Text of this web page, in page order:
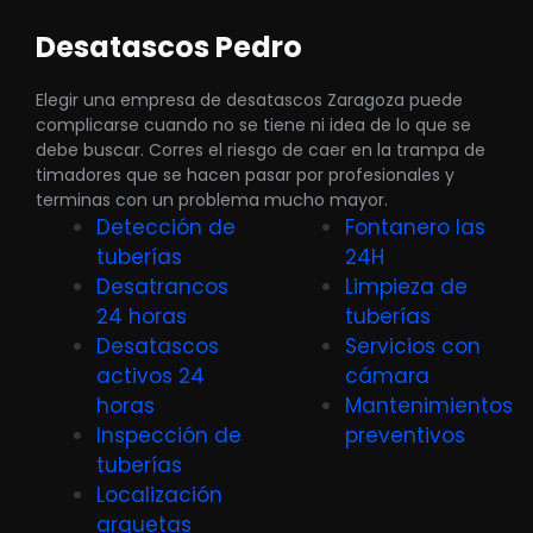
Desatascos Pedro
Elegir una empresa de desatascos Zaragoza puede
complicarse cuando no se tiene ni idea de lo que se
debe buscar. Corres el riesgo de caer en la trampa de
timadores que se hacen pasar por profesionales y
terminas con un problema mucho mayor.
Detección de
tuberías
Desatrancos
24 horas
Desatascos
activos 24
horas
Inspección de
tuberías
Localización
arquetas
Fontanero las
24H
Limpieza de
tuberías
Servicios con
cámara
Mantenimientos
preventivos